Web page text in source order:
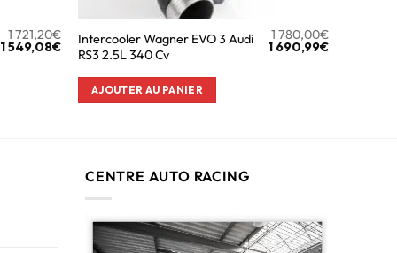
1 721,20€
1 549,08€
Intercooler Wagner EVO 3 Audi
RS3 2.5L 340 Cv
1 780,00€
1 690,99€
AJOUTER AU PANIER
CENTRE AUTO RACING